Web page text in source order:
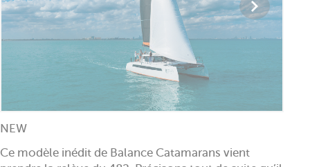
NEW
Ce modèle inédit de Balance Catamarans vient